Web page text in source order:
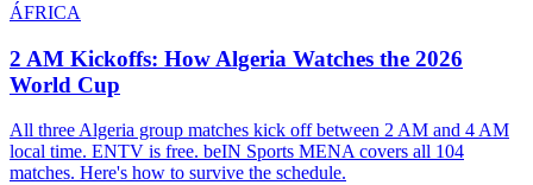
ÁFRICA
2 AM Kickoffs: How Algeria Watches the 2026
World Cup
All three Algeria group matches kick off between 2 AM and 4 AM
local time. ENTV is free. beIN Sports MENA covers all 104
matches. Here's how to survive the schedule.